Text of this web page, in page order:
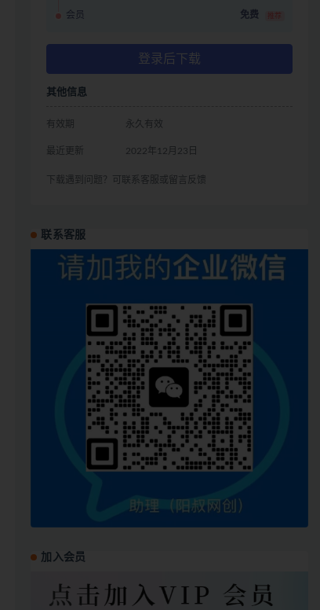
会员 免费 推荐
登录后下载
其他信息
有效期 永久有效
最近更新 2022年12月23日
下载遇到问题？可联系客服或留言反馈
联系客服
加入会员